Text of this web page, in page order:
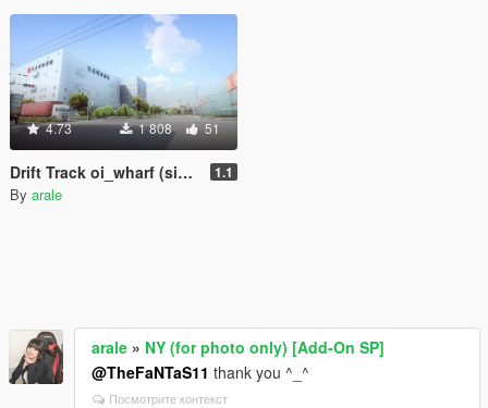
4.73 1 808 51
Drift Track oi_wharf (singleplayer) 1.1
By arale
arale » NY (for photo only) [Add-On SP]
@TheFaNTaS11 thank you ^_^
Посмотрите контекст